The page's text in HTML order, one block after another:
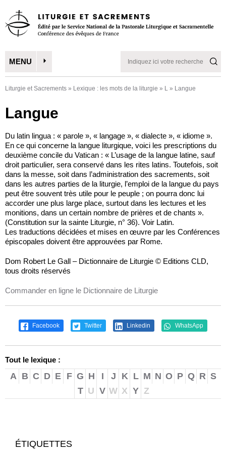
MENU
Liturgie et Sacrements » Lexique : les mots de la liturgie » L » Langue
Langue
Du latin lingua : « parole », « langage », « dialecte », « idiome ».
En ce qui concerne la langue liturgique, voici les prescriptions du
deuxième concile du Vatican : « L’usage de la langue latine, sauf
droit particulier, sera conservé dans les rites latins. Toutefois, soit
dans la messe, soit dans l’administration des sacrements, soit
dans les autres parties de la liturgie, l’emploi de la langue du pays
peut être souvent très utile pour le peuple ; on pourra donc lui
accorder une plus large place, surtout dans les lectures et les
monitions, dans un certain nombre de prières et de chants ».
(Constitution sur la sainte Liturgie, n° 36). Voir Latin.
Les traductions décidées et mises en œuvre par les Conférences
épiscopales doivent être approuvées par Rome.
Dom Robert Le Gall – Dictionnaire de Liturgie © Editions CLD,
tous droits réservés
Commander en ligne le Dictionnaire de Liturgie
Facebook Twitter Linkedin WhatsApp
Tout le lexique :
A B C D E F G H I J K L M N O P Q R S
T U V W X Y Z
ÉTIQUETTES